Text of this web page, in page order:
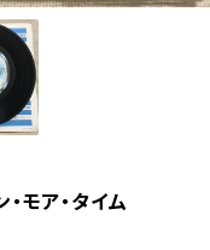
モア・タイム